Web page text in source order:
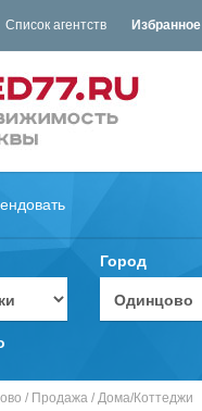
Список агентств Избранное
Город
/ Продажа / Дома/Коттеджи